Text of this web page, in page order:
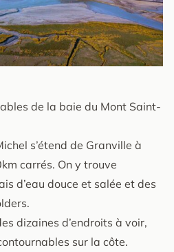
de la baie du Mont Saint-
s’étend de Granville à
carrés. On y trouve
d’eau douce et salée et des
dizaines d’endroits à voir,
sur la côte.